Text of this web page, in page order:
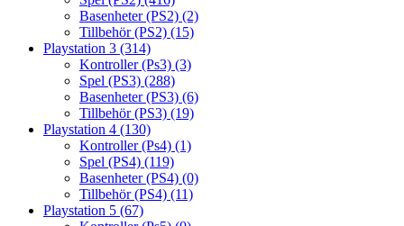
Basenheter (PS2) (2)
Tillbehör (PS2) (15)
Playstation 3 (314)
Kontroller (Ps3) (3)
Spel (PS3) (288)
Basenheter (PS3) (6)
Tillbehör (PS3) (19)
Playstation 4 (130)
Kontroller (Ps4) (1)
Spel (PS4) (119)
Basenheter (PS4) (0)
Tillbehör (PS4) (11)
Playstation 5 (67)